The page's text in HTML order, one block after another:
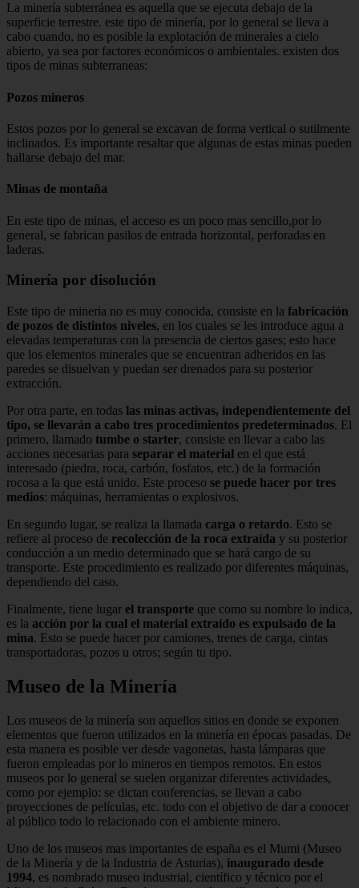
La minería subterránea es aquella que se ejecuta debajo de la
superficie terrestre. este tipo de minería, por lo general se lleva a
cabo cuando, no es posible la explotación de minerales a cielo
abierto, ya sea por factores económicos o ambientales. existen dos
tipos de minas subterraneas:
Pozos mineros
Estos pozos por lo general se excavan de forma vertical o sutilmente
inclinados. Es importante resaltar que algunas de estas minas pueden
hallarse debajo del mar.
Minas de montaña
En este tipo de minas, el acceso es un poco mas sencillo,por lo
general, se fabrican pasilos de entrada horizontal, perforadas en
laderas.
Minería por disolución
Este tipo de mineria no es muy conocida, consiste en la fabricación
de pozos de distintos niveles, en los cuales se les introduce agua a
elevadas temperaturas con la presencia de ciertos gases; esto hace
que los elementos minerales que se encuentran adheridos en las
paredes se disuelvan y puedan ser drenados para su posterior
extracción.
Por otra parte, en todas las minas activas, independientemente del
tipo, se llevarán a cabo tres procedimientos predeterminados. El
primero, llamado tumbe o starter, consiste en llevar a cabo las
acciones necesarias para separar el material en el que está
interesado (piedra, roca, carbón, fosfatos, etc.) de la formación
rocosa a la que está unido. Este proceso se puede hacer por tres
medios: máquinas, herramientas o explosivos.
En segundo lugar, se realiza la llamada carga o retardo. Esto se
refiere al proceso de recolección de la roca extraída y su posterior
conducción a un medio determinado que se hará cargo de su
transporte. Este procedimiento es realizado por diferentes máquinas,
dependiendo del caso.
Finalmente, tiene lugar el transporte que como su nombre lo indica,
es la acción por la cual el material extraído es expulsado de la
mina. Esto se puede hacer por camiones, trenes de carga, cintas
transportadoras, pozos u otros; según tu tipo.
Museo de la Minería
Los museos de la minería son aquellos sitios en donde se exponen
elementos que fueron utilizados en la minería en épocas pasadas. De
esta manera es posible ver desde vagonetas, hasta lámparas que
fueron empleadas por lo mineros en tiempos remotos. En estos
museos por lo general se suelen organizar diferentes actividades,
como por ejemplo: se dictan conferencias, se llevan a cabo
proyecciones de películas, etc. todo con el objetivo de dar a conocer
al público todo lo relacionado con el ambiente minero.
Uno de los museos mas importantes de españa es el Mumi (Museo
de la Minería y de la Industria de Asturias), inaugurado desde
1994, es nombrado museo industrial, científico y técnico por el